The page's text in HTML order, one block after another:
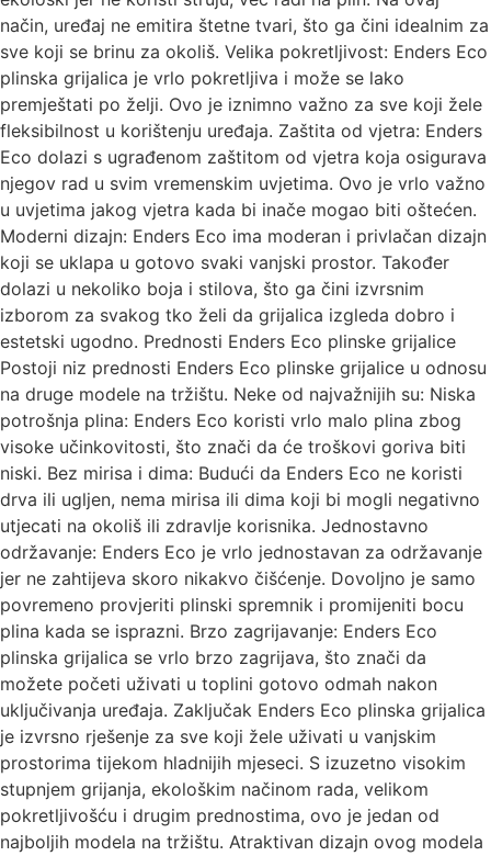
način, uređaj ne emitira štetne tvari, što ga čini idealnim za
sve koji se brinu za okoliš. Velika pokretljivost: Enders Eco
plinska grijalica je vrlo pokretljiva i može se lako
premještati po želji. Ovo je iznimno važno za sve koji žele
fleksibilnost u korištenju uređaja. Zaštita od vjetra: Enders
Eco dolazi s ugrađenom zaštitom od vjetra koja osigurava
njegov rad u svim vremenskim uvjetima. Ovo je vrlo važno
u uvjetima jakog vjetra kada bi inače mogao biti oštećen.
Moderni dizajn: Enders Eco ima moderan i privlačan dizajn
koji se uklapa u gotovo svaki vanjski prostor. Također
dolazi u nekoliko boja i stilova, što ga čini izvrsnim
izborom za svakog tko želi da grijalica izgleda dobro i
estetski ugodno. Prednosti Enders Eco plinske grijalice
Postoji niz prednosti Enders Eco plinske grijalice u odnosu
na druge modele na tržištu. Neke od najvažnijih su: Niska
potrošnja plina: Enders Eco koristi vrlo malo plina zbog
visoke učinkovitosti, što znači da će troškovi goriva biti
niski. Bez mirisa i dima: Budući da Enders Eco ne koristi
drva ili ugljen, nema mirisa ili dima koji bi mogli negativno
utjecati na okoliš ili zdravlje korisnika. Jednostavno
održavanje: Enders Eco je vrlo jednostavan za održavanje
jer ne zahtijeva skoro nikakvo čišćenje. Dovoljno je samo
povremeno provjeriti plinski spremnik i promijeniti bocu
plina kada se isprazni. Brzo zagrijavanje: Enders Eco
plinska grijalica se vrlo brzo zagrijava, što znači da
možete početi uživati u toplini gotovo odmah nakon
uključivanja uređaja. Zaključak Enders Eco plinska grijalica
je izvrsno rješenje za sve koji žele uživati u vanjskim
prostorima tijekom hladnijih mjeseci. S izuzetno visokim
stupnjem grijanja, ekološkim načinom rada, velikom
pokretljivošću i drugim prednostima, ovo je jedan od
najboljih modela na tržištu. Atraktivan dizajn ovog modela